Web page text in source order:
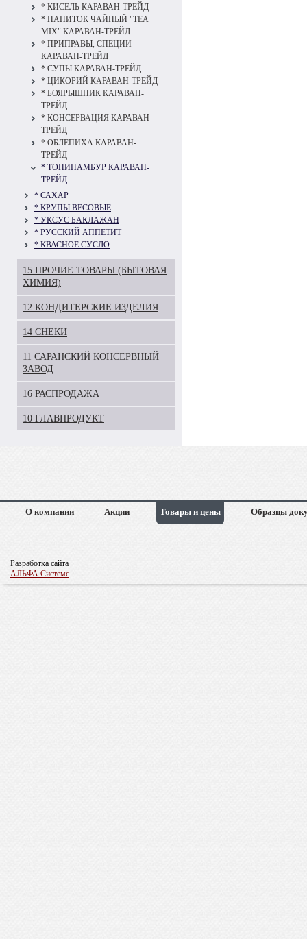
* КИСЕЛЬ КАРАВАН-ТРЕЙД
* НАПИТОК ЧАЙНЫЙ "TEA
MIX" КАРАВАН-ТРЕЙД
* ПРИПРАВЫ, СПЕЦИИ
КАРАВАН-ТРЕЙД
* СУПЫ КАРАВАН-ТРЕЙД
* ЦИКОРИЙ КАРАВАН-ТРЕЙД
* БОЯРЫШНИК КАРАВАН-
ТРЕЙД
* КОНСЕРВАЦИЯ КАРАВАН-
ТРЕЙД
* ОБЛЕПИХА КАРАВАН-
ТРЕЙД
* ТОПИНАМБУР КАРАВАН-
ТРЕЙД
* САХАР
* КРУПЫ ВЕСОВЫЕ
* УКСУС БАКЛАЖАН
* РУССКИЙ АППЕТИТ
* КВАСНОЕ СУСЛО
15 ПРОЧИЕ ТОВАРЫ (БЫТОВАЯ
ХИМИЯ)
12 КОНДИТЕРСКИЕ ИЗДЕЛИЯ
14 СНЕКИ
11 САРАНСКИЙ КОНСЕРВНЫЙ
ЗАВОД
16 РАСПРОДАЖА
10 ГЛАВПРОДУКТ
О компании Акции Товары и цены Образцы
Разработка сайта
АЛЬФА Системс